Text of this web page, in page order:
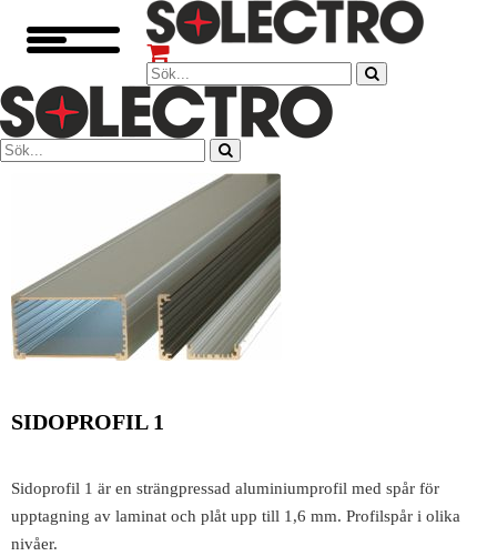
SIDOPROFIL 1
Sidoprofil 1 är en strängpressad aluminiumprofil med spår för
upptagning av laminat och plåt upp till 1,6 mm. Profilspår i olika
nivåer.